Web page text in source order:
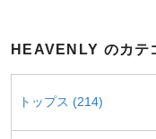
HEAVENLY のカテ
トップス (214)